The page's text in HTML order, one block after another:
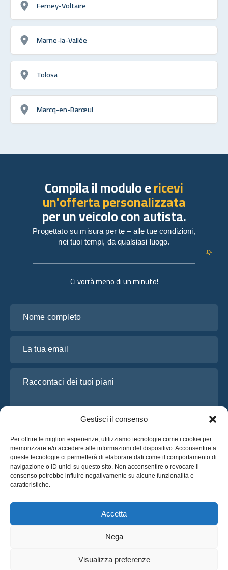
Gestisci il consenso
Per offrire le migliori esperienze, utilizziamo tecnologie come i cookie per
memorizzare e/o accedere alle informazioni del dispositivo. Acconsentire a
queste tecnologie ci permetterà di elaborare dati come il comportamento di
navigazione o ID unici su questo sito. Non acconsentire o revocare il
consenso potrebbe influire negativamente su alcune funzionalità e
caratteristiche.
Accetta
Nega
Visualizza preferenze
Ferney-Voltaire
Marne-la-Vallée
Tolosa
Marcq-en-Barœul
© 2025 OsaBus © Tutti i Diritti Riservati.
Ci vorrà meno di un minuto!
Ho letto e accetto l’Informativa sulla privacydi OsaBus
Richiedi un preventivo
Richiedi un preventivo
Compila il modulo ericevi
un'offerta personalizzata
per un veicolo con autista.
Progettato su misura per te – alle tue condizioni,
nei tuoi tempi, da qualsiasi luogo.